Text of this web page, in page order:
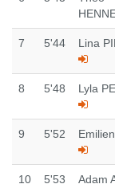
7 5'44 Lina
8 5'48 Lyla
9 5'52
10 5'53 Adam